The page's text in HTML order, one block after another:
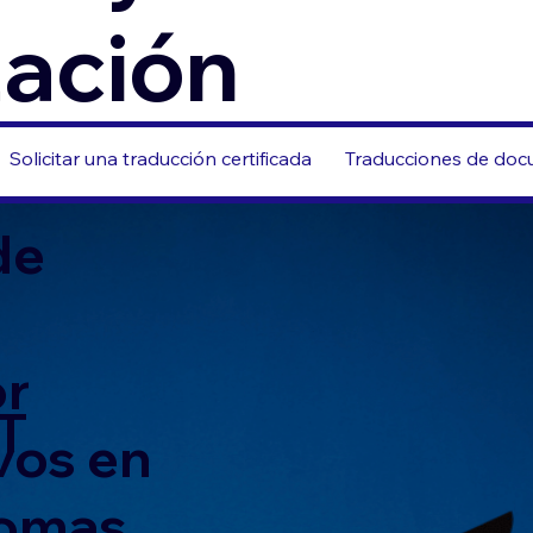
Solicitar una traducción certificada Traducciones de
en